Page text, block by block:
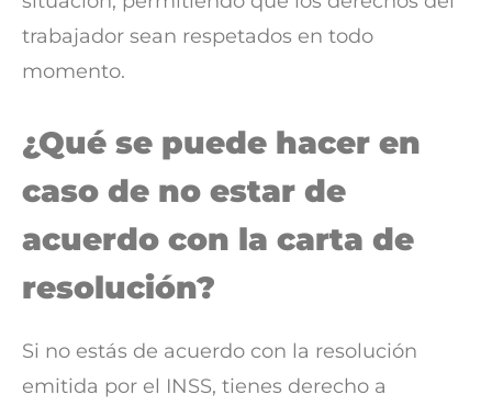
trabajador sean respetados en todo
momento.
¿Qué se puede hacer en
caso de no estar de
acuerdo con la carta de
resolución?
Si no estás de acuerdo con la resolución
emitida por el INSS, tienes derecho a